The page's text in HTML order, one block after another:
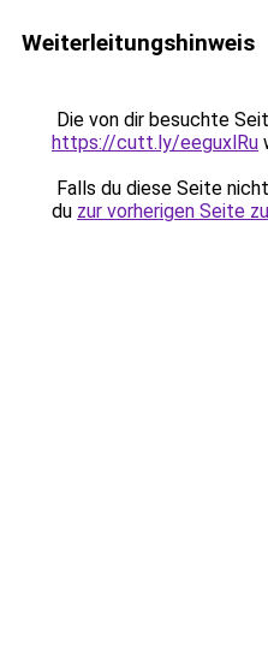
Weiterleitungshinweis
Die von dir besuchte
https://cutt.ly/eeguxlRu
Falls du diese Seite
du zur vorherigen Seite